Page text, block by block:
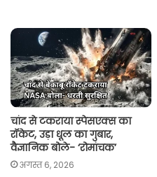
चांद से टकराया स्पेसएक्स का
रॉकेट, उड़ा धूल का गुबार,
वैज्ञानिक बोले- ‘रोमांचक’
अगस्त 6, 2026